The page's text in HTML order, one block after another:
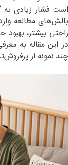
است فشار زیادی به
بالش‌های مطالعه
راحتی بیشتر،
در این مقاله به
چند نمونه از